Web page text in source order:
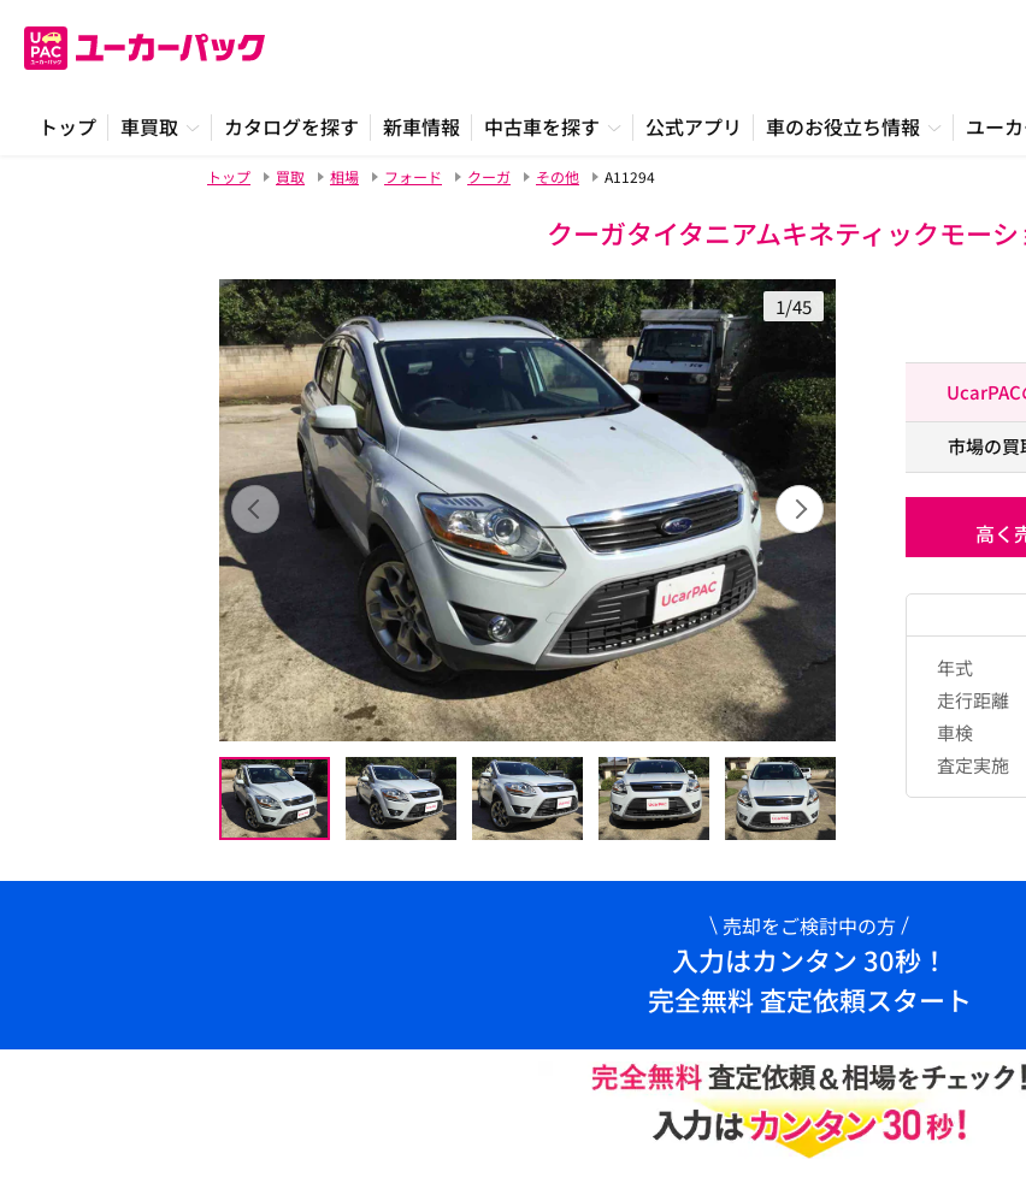
トップ 車買取 カタログを探す 新車情報 中古車を探す 公式アプリ 車のお役立ち情報 ユー
トップ 買取 相場 フォード クーガ その他 A11294
クーガタイタニアムキネティックモー
1/45
市場の買
高く
年式
走行距離
車検
査定実施
売却をご検討中の方
入力はカンタン 30秒！
完全無料 査定依頼スタート